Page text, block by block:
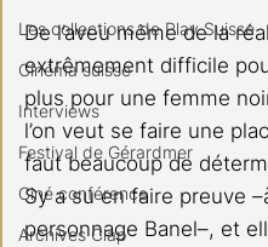
Les collections de Play Suisse
Cinéma suisse
Interviews
Festival de Gérardmer
Ciné conférence
Archives Clap
De l’aveu même de la
extrêmement difficile
plus pour une femme
l’on veut se faire une
faut beaucoup de
Sy a su en faire preuve
personnage Banel–, et